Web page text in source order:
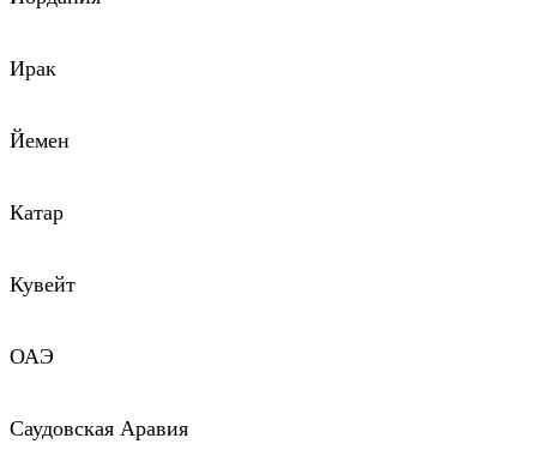
Ирак
Йемен
Катар
Кувейт
ОАЭ
Саудовская Аравия